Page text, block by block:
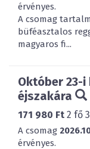
érvényes.
A csomag
büféasztalos
magyaros fi...
Október 23-i
éjszakára
171 980 Ft 2 fő 3
A csomag
érvényes.